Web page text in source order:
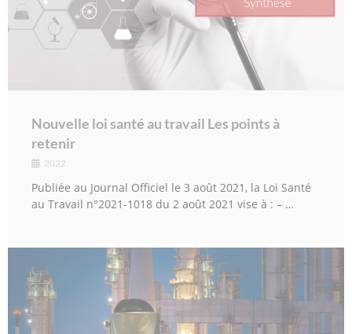
Nouvelle loi santé au travail Les points à
retenir
2022
Publiée au Journal Officiel le 3 août 2021, la Loi Santé
au Travail n°2021-1018 du 2 août 2021 vise à : – …